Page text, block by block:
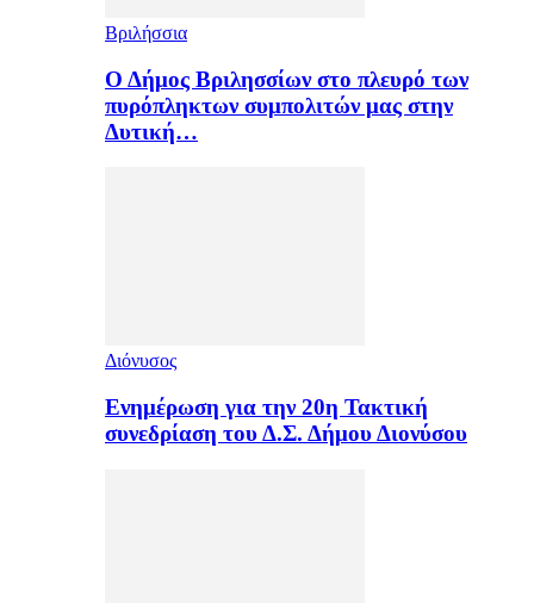
Βριλήσσια
Ο Δήμος Βριλησσίων στο πλευρό των
πυρόπληκτων συμπολιτών μας στην
Δυτική…
Διόνυσος
Ενημέρωση για την 20η Τακτική
συνεδρίαση του Δ.Σ. Δήμου Διονύσου